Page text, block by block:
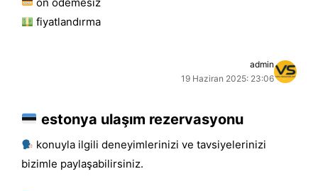
fiyatlandırma
admin
19 Haziran 2025: 23:06
estonya ulaşım rezervasyonu
konuyla ilgili deneyimlerinizi ve tavsiyelerinizi
bizimle paylaşabilirsiniz.